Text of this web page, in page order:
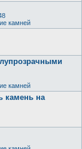
камней
камней
камень на